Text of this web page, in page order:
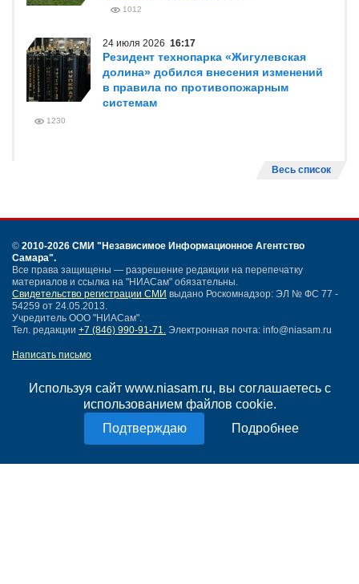
Используя сайт www.niasam.ru, вы соглашаетесь с
использованием файлов cookie.
Подробнее
1012
24 июля 2026 16:17
Резидент технопарка «Жигулевская
долина» добился внесения изменений
в правила по противопожарным
системам
1230
Весь список
© 2010-2026 СМИ "Независимое Информационное Агентство
Самара".
Все права защищены — разрешение редакции на перепечатку
материалов и ссылка на "НИАСам" обязательны.
Свидетельство регистрации СМИ выдано Роскомнадзор: ЭЛ № ФС 77 -
54259 от 24.05.2013.
Учредитель ООО "НИАСам".
Тел. редакции +7 (846) 990-91-71. Электронная почта: info@niasam.ru
Написать письмо
Нашли ошибку?
Политика конфиденциальности